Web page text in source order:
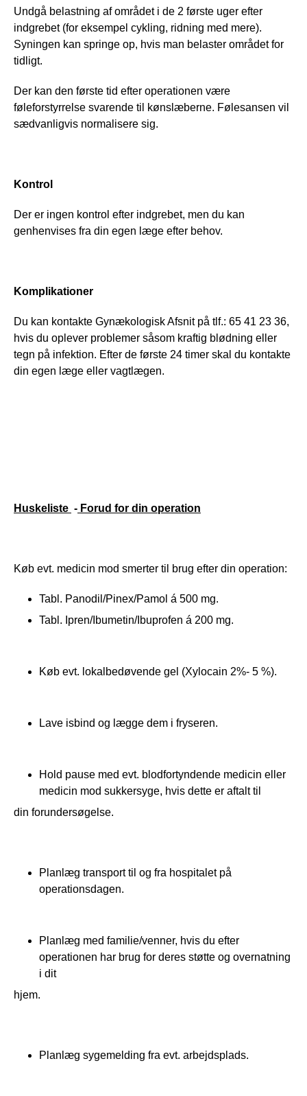
Undgå belastning af området i de 2 første uger efter
indgrebet (for eksempel cykling, ridning med mere).
Syningen kan springe op, hvis man belaster området for
tidligt.
Der kan den første tid efter operationen være
føleforstyrrelse svarende til kønslæberne. Følesansen vil
sædvanligvis normalisere sig.
Kontrol
Der er ingen kontrol efter indgrebet, men du kan
genhenvises fra din egen læge efter behov.
Komplikationer
Du kan kontakte Gynækologisk Afsnit på tlf.: 65 41 23 36,
hvis du oplever problemer såsom kraftig blødning eller
tegn på infektion. Efter de første 24 timer skal du kontakte
din egen læge eller vagtlægen.
Huskeliste - Forud for din operation
Tabl. Panodil/Pinex/Pamol á 500 mg.
Tabl. Ipren/Ibumetin/Ibuprofen á 200 mg.
Køb evt. lokalbedøvende gel (Xylocain 2%- 5 %).
Lave isbind og lægge dem i fryseren.
Hold pause med evt. blodfortyndende medicin eller
medicin mod sukkersyge, hvis dette er aftalt til
din forundersøgelse.
Planlæg transport til og fra hospitalet på
operationsdagen.
Planlæg med familie/venner, hvis du efter
operationen har brug for deres støtte og overnatning
i dit
hjem.
Planlæg sygemelding fra evt. arbejdsplads.